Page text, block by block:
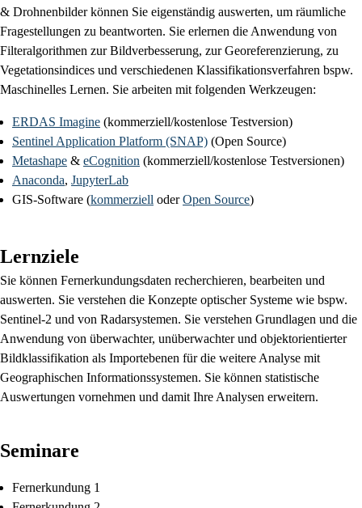
& Drohnenbilder können Sie eigenständig auswerten, um räumliche
Fragestellungen zu beantworten. Sie erlernen die Anwendung von
Filteralgorithmen zur Bildverbesserung, zur Georeferenzierung, zu
Vegetationsindices und verschiedenen Klassifikationsverfahren bspw.
Maschinelles Lernen. Sie arbeiten mit folgenden Werkzeugen:
ERDAS Imagine (kommerziell/kostenlose Testversion)
Sentinel Application Platform (SNAP) (Open Source)
Metashape & eCognition (kommerziell/kostenlose Testversionen)
Anaconda, JupyterLab
GIS-Software (kommerziell oderOpen Source)
Lernziele
Sie können Fernerkundungsdaten recherchieren, bearbeiten und
auswerten. Sie verstehen die Konzepte optischer Systeme wie bspw.
Sentinel-2 und von Radarsystemen. Sie verstehen Grundlagen und die
Anwendung von überwachter, unüberwachter und objektorientierter
Bildklassifikation als Importebenen für die weitere Analyse mit
Geographischen Informationssystemen. Sie können statistische
Auswertungen vornehmen und damit Ihre Analysen erweitern.
Seminare
Fernerkundung 1